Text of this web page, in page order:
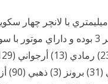
فجر ۵ يك راكت با كاليبر 333